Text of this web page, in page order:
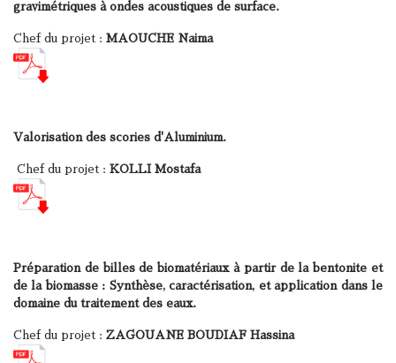
gravimétriques à ondes acoustiques de surface.
Chef du projet : MAOUCHE Naima
Valorisation des scories d'Aluminium.
Chef du projet : KOLLI Mostafa
Préparation de billes de biomatériaux à partir de la bentonite et
de la biomasse : Synthèse, caractérisation, et application dans le
domaine du traitement des eaux.
Chef du projet : ZAGOUANE BOUDIAF Hassina